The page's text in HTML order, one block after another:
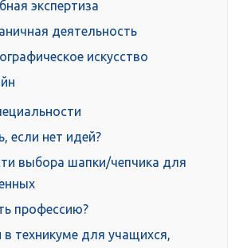
экспертиза
деятельность
искусство
если нет идей?
выбора шапки/чепчика для
профессию?
в техникуме для учащихся,